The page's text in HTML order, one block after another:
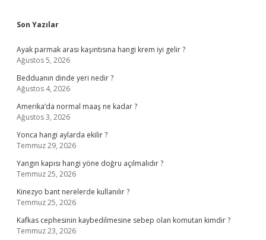
Son Yazılar
Ayak parmak arası kaşıntısına hangi krem iyi gelir ?
Ağustos 5, 2026
Bedduanın dinde yeri nedir ?
Ağustos 4, 2026
Amerika’da normal maaş ne kadar ?
Ağustos 3, 2026
Yonca hangi aylarda ekilir ?
Temmuz 29, 2026
Yangın kapısı hangi yöne doğru açılmalıdır ?
Temmuz 25, 2026
Kinezyo bant nerelerde kullanılır ?
Temmuz 25, 2026
Kafkas cephesinin kaybedilmesine sebep olan komutan kimdir ?
Temmuz 23, 2026